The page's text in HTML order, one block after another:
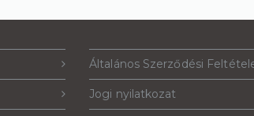
Általános Szerződési
Jogi nyilatkozat